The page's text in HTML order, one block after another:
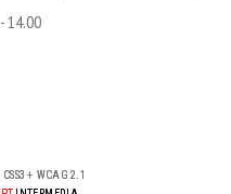
14.00
CSS3 + WCAG 2.1